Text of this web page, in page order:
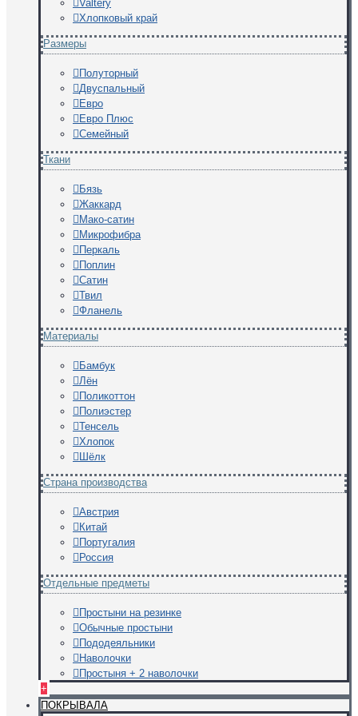
Valtery
Хлопковый край
Размеры
Полуторный
Двуспальный
Евро
Евро Плюс
Семейный
Ткани
Бязь
Жаккард
Мако-сатин
Микрофибра
Перкаль
Поплин
Сатин
Твил
Фланель
Материалы
Бамбук
Лён
Поликоттон
Полиэстер
Тенсель
Хлопок
Шёлк
Страна производства
Австрия
Китай
Португалия
Россия
Отдельные предметы
Простыни на резинке
Обычные простыни
Пододеяльники
Наволочки
Простыня + 2 наволочки
+
ПОКРЫВАЛА